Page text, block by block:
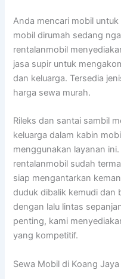
Anda mencari mobil
mobil dirumah sedang
rentalanmobil
jasa supir untuk
dan keluarga. Tersedia
harga sewa murah.
Rileks dan santai sambil
keluarga dalam kabin
menggunakan layanan
rentalanmobil sudah
siap mengantarkan
duduk dibalik kemudi dan
dengan lalu lintas
penting, kami
yang kompetitif.
Sewa Mobil di Koang Jaya